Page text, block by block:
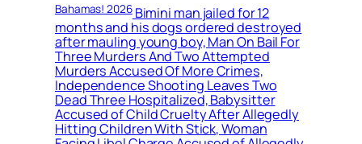
Bahamas! 2026Bimini man jailed for 12
months and his dogs ordered destroyed
after mauling young boy, Man On Bail For
Three Murders And Two Attempted
Murders Accused Of More Crimes,
Independence Shooting Leaves Two
Dead Three Hospitalized, Babysitter
Accused of Child Cruelty After Allegedly
Hitting Children With Stick, Woman